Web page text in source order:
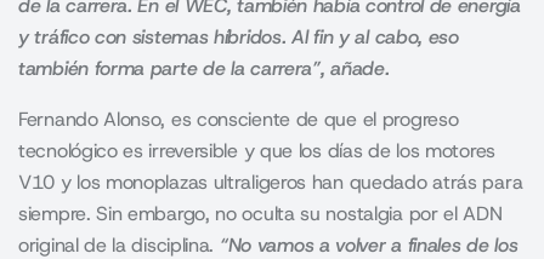
de la carrera. En el WEC, también había control de energía
y tráfico con sistemas híbridos. Al fin y al cabo, eso
también forma parte de la carrera”, añade.
Fernando Alonso, es consciente de que el progreso
tecnológico es irreversible y que los días de los motores
V10 y los monoplazas ultraligeros han quedado atrás para
siempre. Sin embargo, no oculta su nostalgia por el ADN
original de la disciplina. “No vamos a volver a finales de los